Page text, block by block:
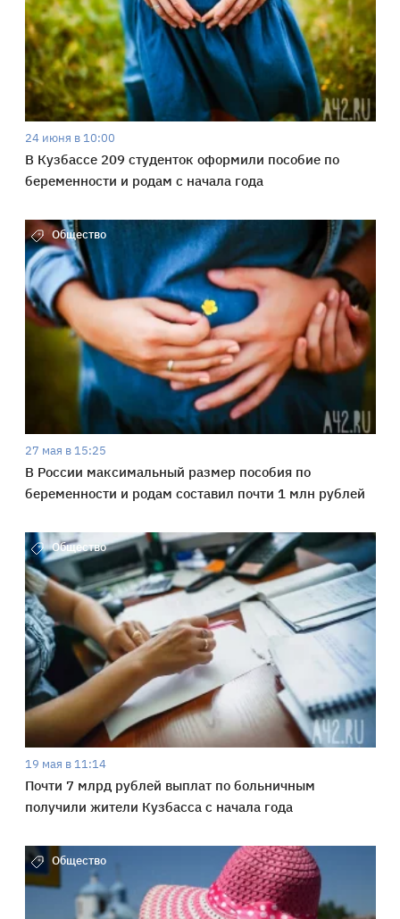
24 июня в 10:00
В Кузбассе 209 студенток оформили пособие по
беременности и родам с начала года
Общество
27 мая в 15:25
В России максимальный размер пособия по
беременности и родам составил почти 1 млн рублей
Общество
19 мая в 11:14
Почти 7 млрд рублей выплат по больничным
получили жители Кузбасса с начала года
Общество